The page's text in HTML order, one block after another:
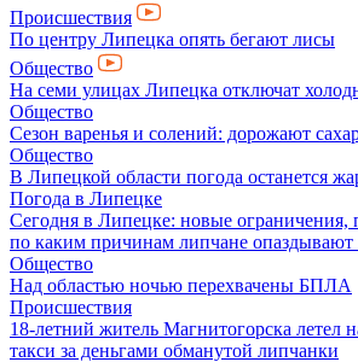
Происшествия
По центру Липецка опять бегают лисы
Общество
На семи улицах Липецка отключат
Общество
Сезон варенья и солений: дорожают
Общество
В Липецкой области погода останется
Погода в Липецке
Сегодня в Липецке: новые ограничения,
по каким причинам липчане опаздывают
Общество
Над областью ночью перехвачены БПЛА
Происшествия
18-летний житель Магнитогорска летел
такси за деньгами обманутой липчанки